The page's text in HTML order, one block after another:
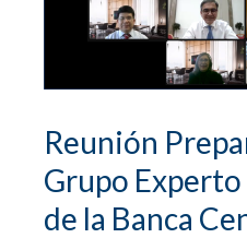
Reunión
Grupo
de la Banca